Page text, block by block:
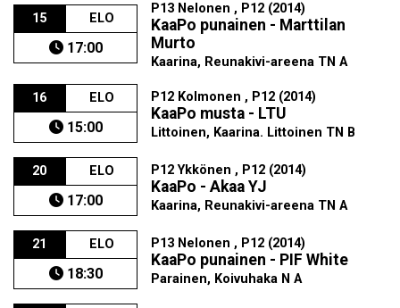
15 ELO
17:00
P13 Nelonen , P12 (2014)
KaaPo punainen - Marttilan
Murto
Kaarina, Reunakivi-areena TN A
16 ELO
15:00
P12 Kolmonen , P12 (2014)
KaaPo musta - LTU
Littoinen, Kaarina. Littoinen TN B
20 ELO
17:00
P12 Ykkönen , P12 (2014)
KaaPo - Akaa YJ
Kaarina, Reunakivi-areena TN A
21 ELO
18:30
P13 Nelonen , P12 (2014)
KaaPo punainen - PIF White
Parainen, Koivuhaka N A